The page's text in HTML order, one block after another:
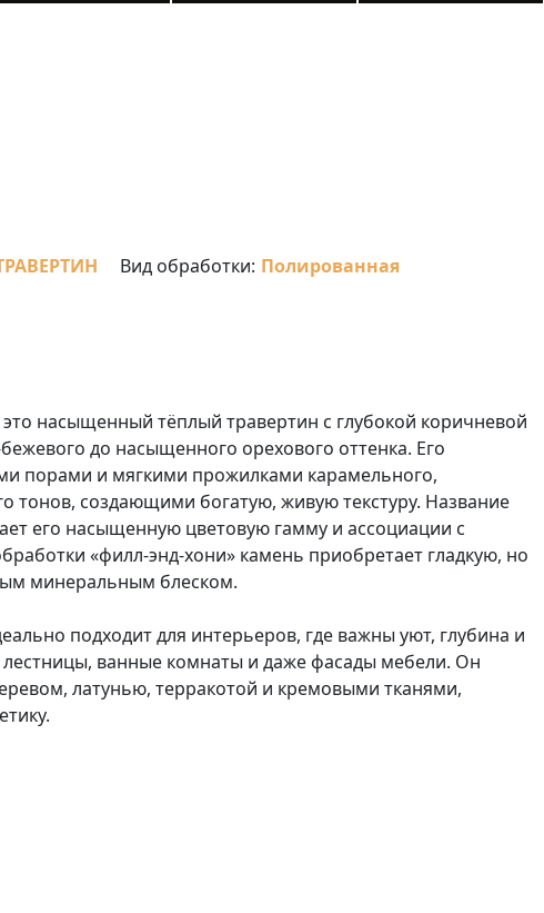
Вид обработки: Полированная
насыщенный тёплый травертин с глубокой коричневой
до насыщенного орехового оттенка. Его
порами и мягкими прожилками карамельного,
тонов, создающими богатую, живую текстуру. Название
его насыщенную цветовую гамму и ассоциации с
«филл-энд-хони» камень приобретает гладкую, но
минеральным блеском.
подходит для интерьеров, где важны уют, глубина и
ванные комнаты и даже фасады мебели. Он
латунью, терракотой и кремовыми тканями,